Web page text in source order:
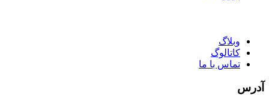
وبلاگ
کاتالوگ
تماس با ما
آدرس